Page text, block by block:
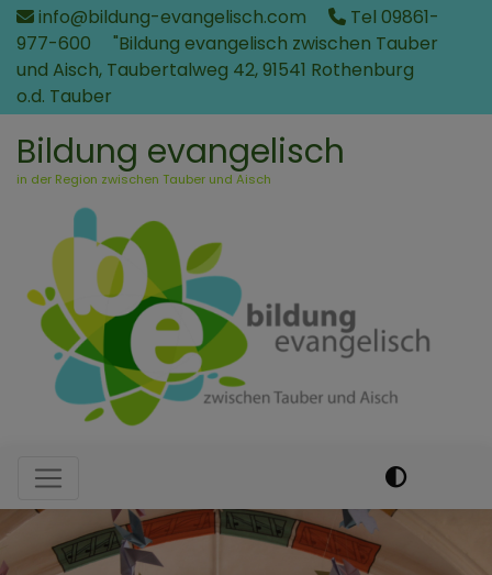
Direkt
zum
Inhalt
info@bildung-evangelisch.com
Tel 09861-
977-600
"Bildung evangelisch zwischen Tauber
und Aisch, Taubertalweg 42, 91541 Rothenburg
o.d. Tauber
Bildung evangelisch
in der Region zwischen Tauber und Aisch
Hauptnavigation